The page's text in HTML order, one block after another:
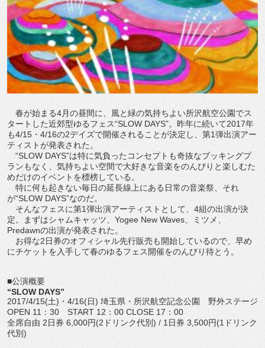
春が始まる4月の昼間に、風と緑の気持ちよい所沢航空公園でス
タートした近郊型ゆるフェス“SLOW DAYS”。昨年に続いて2017年
も4/15・4/16の2デイズで開催されることが決定し、第1弾出演アー
ティストが発表された。
“SLOW DAYS”は特に気負ったコンセプトも奇抜なブッキングプ
ランもなく、気持ちよい空間で大好きな音楽をのんびりと楽しむた
めだけのイベントを標榜している。
特に何も起きない毎日の延長線上にある日常の音楽祭、それ
が“SLOW DAYS”なのだ。
そんなフェスに第1弾出演アーティストとして、4組の出演が決
定。まずはシャムキャッツ、Yogee New Waves、ミツメ、
Predawnの出演が発表された。
お得な2日券のオフィシャル先行販売も開始しているので、早め
にチケットを入手して春のゆるフェス開催をのんびり待とう。
■公演概要
“SLOW DAYS”
2017/4/15(土)・4/16(日) 埼玉県・所沢航空記念公園 野外ステージ
OPEN 11：30 START 12：00 CLOSE 17：00
全席自由 2日券 6,000円(2ドリンク代別) / 1日券 3,500円(1ドリンク
代別)